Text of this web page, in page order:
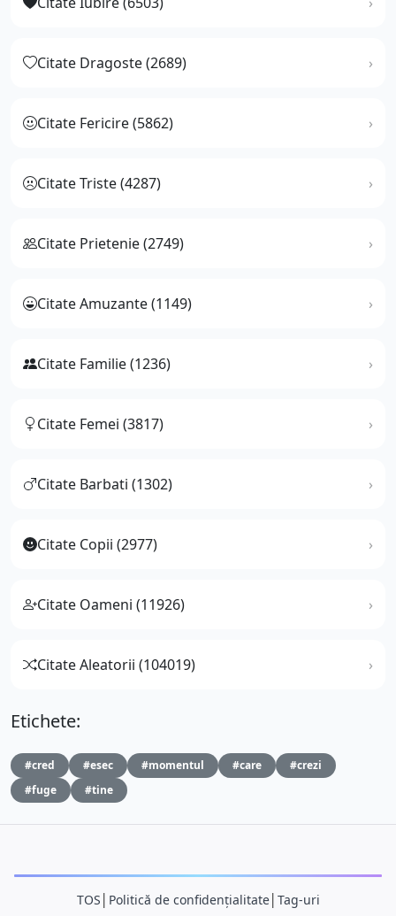
Citate Dragoste (2689)
Citate Fericire (5862)
Citate Triste (4287)
Citate Prietenie (2749)
Citate Amuzante (1149)
Citate Familie (1236)
Citate Femei (3817)
Citate Barbati (1302)
Citate Copii (2977)
Citate Oameni (11926)
Citate Aleatorii (104019)
Etichete:
#cred #esec #momentul #care
#crezi
#fuge
#tine
TOS Politică de confidențialitate│ Tag-uri